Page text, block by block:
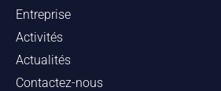
Entreprise
Activités
Actualités
Contactez-nous